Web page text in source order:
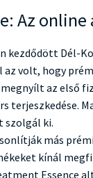
Az
kezdődött Dél-
volt, hogy
az első
terjeszkedése.
szolgál ki.
más
kínál
Essence